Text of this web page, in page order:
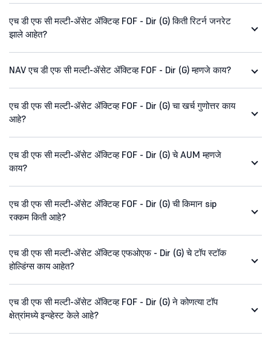
एच डी एफ सी मल्टी-ॲसेट ॲक्टिव्ह FOF - Dir (G) किती रिटर्न जनरेट
झाले आहेत?
NAV एच डी एफ सी मल्टी-ॲसेट ॲक्टिव्ह FOF - Dir (G) म्हणजे काय?
एच डी एफ सी मल्टी-ॲसेट ॲक्टिव्ह FOF - Dir (G) चा खर्च गुणोत्तर काय
आहे?
एच डी एफ सी मल्टी-ॲसेट ॲक्टिव्ह FOF - Dir (G) चे AUM म्हणजे
काय?
एच डी एफ सी मल्टी-ॲसेट ॲक्टिव्ह FOF - Dir (G) ची किमान sip
रक्कम किती आहे?
एच डी एफ सी मल्टी-ॲसेट ॲक्टिव्ह एफओएफ - Dir (G) चे टॉप स्टॉक
होल्डिंग्स काय आहेत?
एच डी एफ सी मल्टी-ॲसेट ॲक्टिव्ह FOF - Dir (G) ने कोणत्या टॉप
क्षेत्रांमध्ये इन्व्हेस्ट केले आहे?